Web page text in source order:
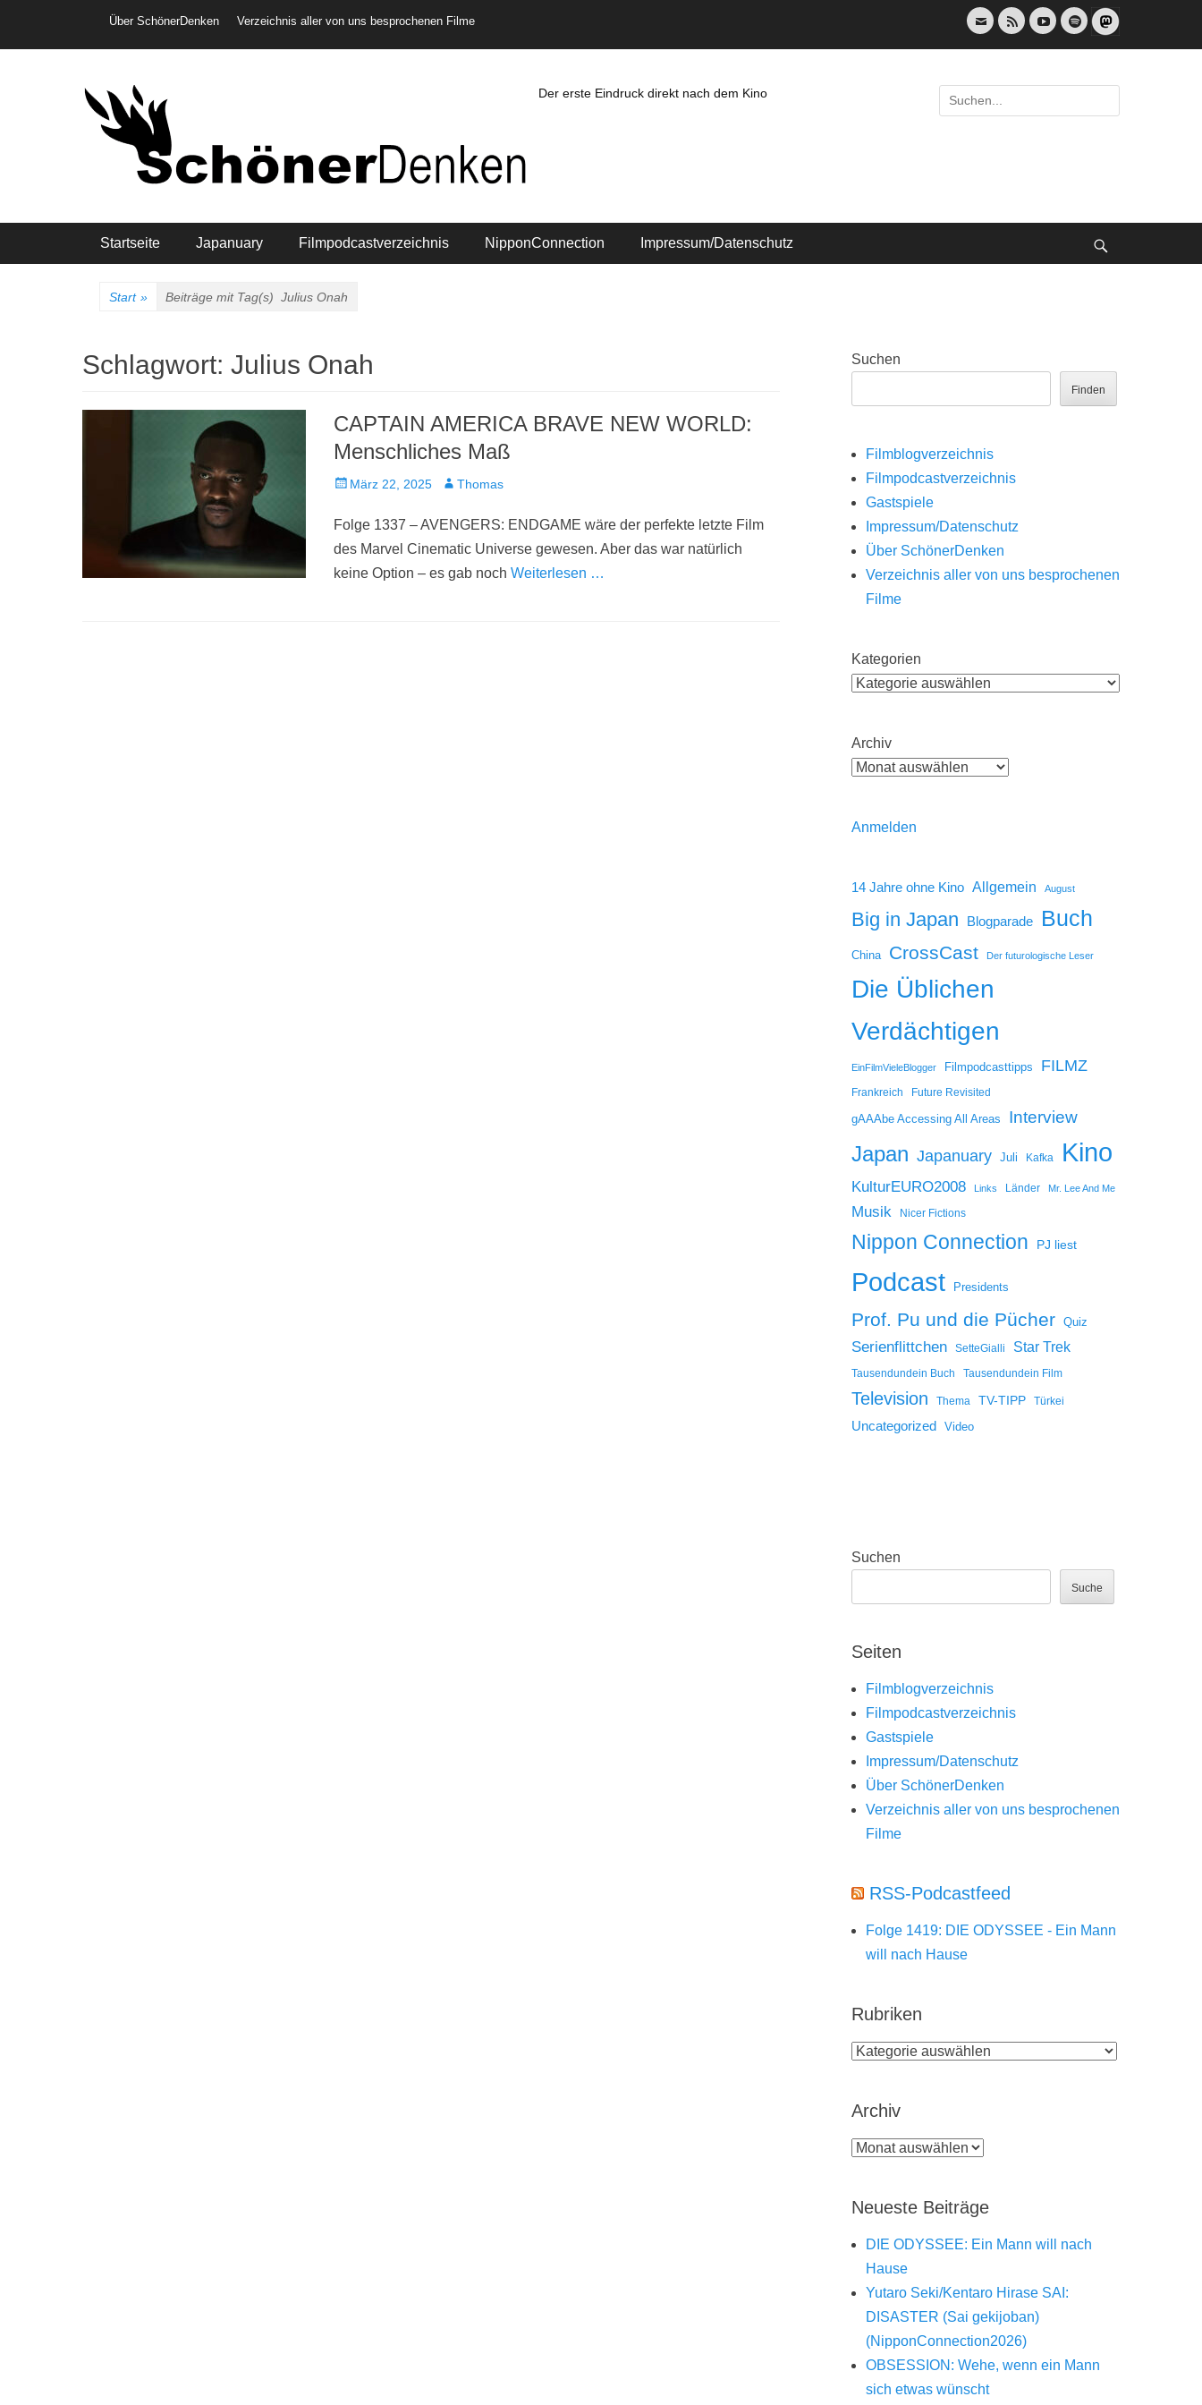
Header-Menü
Über SchönerDenken Verzeichnis aller von uns besprochenen Filme
E-
Mail
Feed YouTubeSpotify
Der erste Eindruck direkt nach dem Kino
Suche
nach:
Hauptmenü
Startseite Japanuary Filmpodcastverzeichnis NipponConnection Impressum/Datenschutz
Start » Beiträge mit Tag(s) Julius Onah
Schlagwort: Julius Onah
CAPTAIN AMERICA BRAVE NEW WORLD:
Menschliches Maß
Veröffentlicht
März 22, 2025 AutorThomas
Folge 1337 – AVENGERS: ENDGAME wäre der perfekte letzte Film
des Marvel Cinematic Universe gewesen. Aber das war natürlich
keine Option – es gab noch Weiterlesen …
Suchen
Finden
Filmblogverzeichnis
Filmpodcastverzeichnis
Gastspiele
Impressum/Datenschutz
Über SchönerDenken
Verzeichnis aller von uns besprochenen
Filme
Kategorien
Archiv
Anmelden
14 Jahre ohne Kino Allgemein August
Big in Japan Blogparade Buch
China CrossCast Der futurologische Leser
Die Üblichen
Verdächtigen
EinFilmVieleBlogger Filmpodcasttipps FILMZ
Frankreich Future Revisited
gAAAbe Accessing All Areas Interview
Japan Japanuary Juli Kafka Kino
KulturEURO2008 Links Länder Mr. Lee And Me
Musik Nicer Fictions
Nippon Connection PJ liest
Podcast Presidents
Prof. Pu und die Pücher Quiz
Serienflittchen SetteGialli Star Trek
Tausendundein Buch Tausendundein Film
Television Thema TV-TIPP Türkei
Uncategorized Video
Suchen
Suche
Seiten
Filmblogverzeichnis
Filmpodcastverzeichnis
Gastspiele
Impressum/Datenschutz
Über SchönerDenken
Verzeichnis aller von uns besprochenen
Filme
RSS-Podcastfeed
Folge 1419: DIE ODYSSEE - Ein Mann
will nach Hause
Rubriken
Rubriken
Archiv
Archiv
Neueste Beiträge
DIE ODYSSEE: Ein Mann will nach
Hause
Yutaro Seki/Kentaro Hirase SAI:
DISASTER (Sai gekijoban)
(NipponConnection2026)
OBSESSION: Wehe, wenn ein Mann
sich etwas wünscht